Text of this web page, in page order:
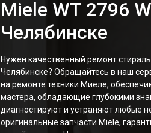
Miele WT 2796
Челябинске
Нужен качественный ремонт
Челябинске? Обращайтесь в наш
на ремонте техники Миеле,
мастера, обладающие глубокими
диагностируют и устраняют любые
оригинальные запчасти Miele,